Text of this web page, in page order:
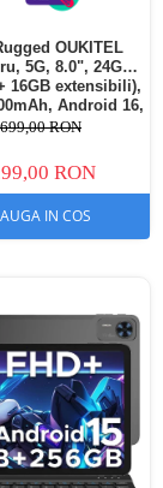
OUKITEL
5G, 8.0", 24GB
16GB extensibili),
Android 16,
16MP AI, Dock
RON
RON
IN COS